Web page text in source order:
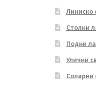
Линиско
Столни
Подни
Улични
Соларни